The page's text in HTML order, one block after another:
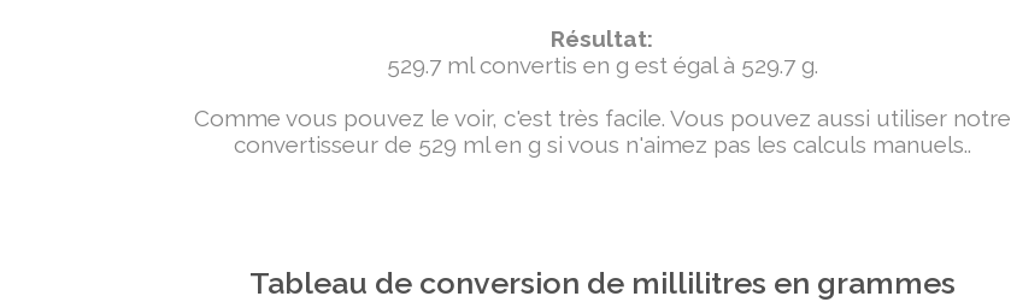
Résultat:
529.7 ml convertis en g est égal à 529.7 g.
Comme vous pouvez le voir, c'est très facile. Vous pouvez aussi utiliser notre
convertisseur de 529 ml en g si vous n'aimez pas les calculs manuels..
Tableau de conversion de millilitres en grammes